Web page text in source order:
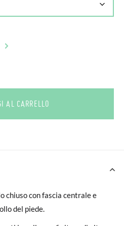
AL CARRELLO
chiuso con fascia centrale e
del piede.